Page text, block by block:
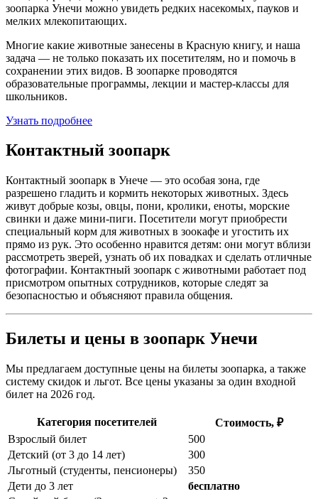
зоопарка Унечи можно увидеть редких насекомых, пауков и
мелких млекопитающих.
Многие какие животные занесены в Красную книгу, и наша
задача — не только показать их посетителям, но и помочь в
сохранении этих видов. В зоопарке проводятся
образовательные программы, лекции и мастер-классы для
школьников.
Узнать подробнее
Контактный зоопарк
Контактный зоопарк в Унече — это особая зона, где
разрешено гладить и кормить некоторых животных. Здесь
живут добрые козы, овцы, пони, кролики, еноты, морские
свинки и даже мини-пиги. Посетители могут приобрести
специальный корм для животных в зоокафе и угостить их
прямо из рук. Это особенно нравится детям: они могут вблизи
рассмотреть зверей, узнать об их повадках и сделать отличные
фотографии. Контактный зоопарк с животными работает под
присмотром опытных сотрудников, которые следят за
безопасностью и объясняют правила общения.
Билеты и цены в зоопарк Унечи
Мы предлагаем доступные цены на билеты зоопарка, а также
систему скидок и льгот. Все цены указаны за один входной
билет на 2026 год.
Категория посетителей
Стоимость, ₽
Взрослый билет
500
Детский (от 3 до 14 лет)
300
Льготный (студенты, пенсионеры)
350
Дети до 3 лет
бесплатно